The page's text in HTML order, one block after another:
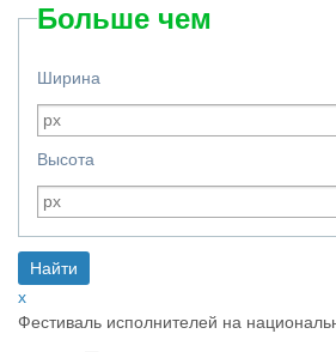
Больше чем
Ширина
Высота
x
Фестиваль исполнителей на